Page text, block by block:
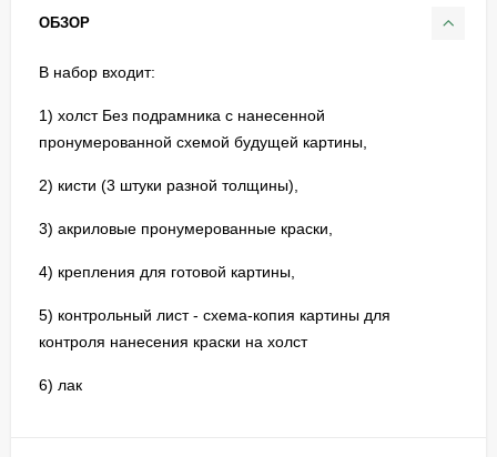
ОБЗОР
В набор входит:
1) холст Без подрамника с нанесенной
пронумерованной схемой будущей картины,
2) кисти (3 штуки разной толщины),
3) акриловые пронумерованные краски,
4) крепления для готовой картины,
5) контрольный лист - схема-копия картины для
контроля нанесения краски на холст
6) лак